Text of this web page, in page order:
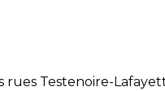
Testenoire-